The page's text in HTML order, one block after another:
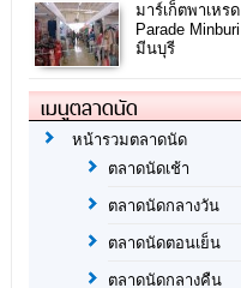
มาร์เก็ตพาเหร
Parade
มีนบุรี
เมนูตลาดนัด
หน้ารวมตลาดนัด
ตลาดนัดเช้า
ตลาดนัดกลางวัน
ตลาดนัดตอนเย็น
ตลาดนัดกลางคืน